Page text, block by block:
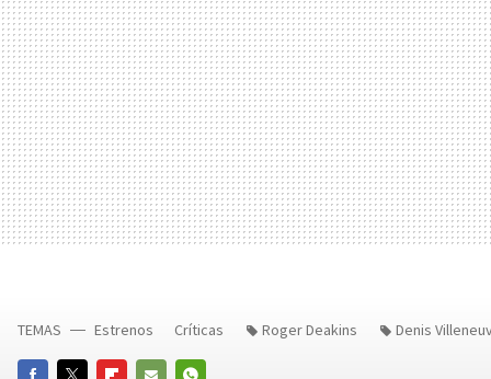
TEMAS Estrenos Críticas Roger Deakins Denis